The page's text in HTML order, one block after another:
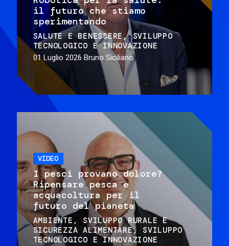
il futuro che stiamo
sperimentando
SALUTE E BENESSERE
SVILUPPO
TECNOLOGICO E INNOVAZIONE
01 Luglio 2026 Bruno Siciliano
VIDEO
I pesci provano dolore?
Ripensare pesca e
acquacoltura per il
futuro del pianeta
AMBIENTE
SVILUPPO RURALE E
SICUREZZA ALIMENTARE
SVILUPPO
TECNOLOGICO E INNOVAZIONE